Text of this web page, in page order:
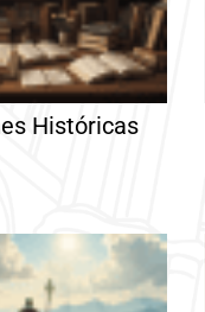
Históricas